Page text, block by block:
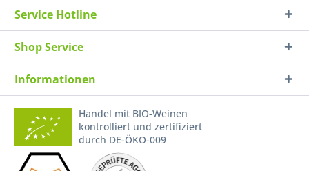
Service Hotline
Shop Service
Informationen
Handel mit BIO-Weinen
kontrolliert und zertifiziert
durch DE-ÖKO-009